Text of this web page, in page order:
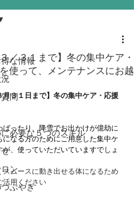
な情報
問
必要な５つのスキル
ン
ぶやき
／３１まで】冬の集中ケア・
使って、メンテナンスにお越
月３１日まで】冬の集中ケア・応援
ばったり、降雪でお出かけが億劫に
になる方のためにご用意した集中ケ
が、使っていただいていますでしょ
スムースに動き出せる体になるため
活用ください